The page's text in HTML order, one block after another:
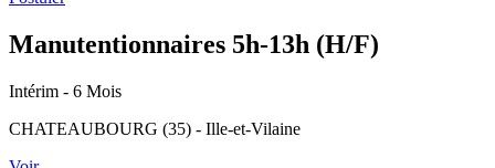
Manutentionnaires 5h-13h (H/F)
Intérim - 6 Mois
CHATEAUBOURG (35) - Ille-et-Vilaine